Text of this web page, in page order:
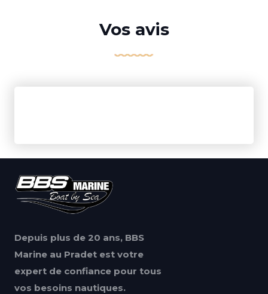
Vos avis
Depuis plus de 20 ans, BBS
Marine au Pradet est votre
expert de confiance pour tous
vos besoins nautiques.